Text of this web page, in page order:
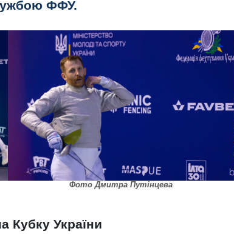
ФФУ.
Фото Дмитра Путінцева
Кубку України